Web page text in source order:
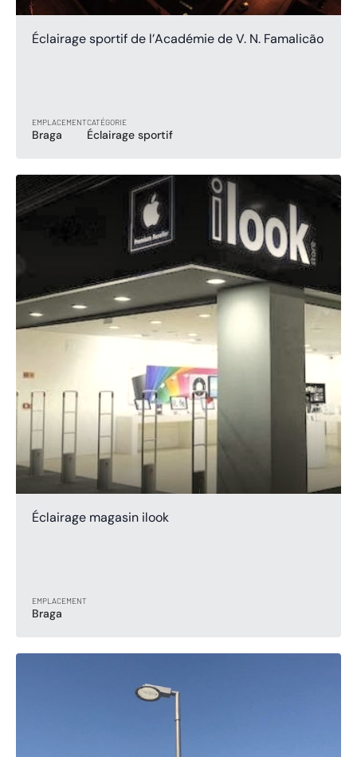
Éclairage sportif de l’Académie de V. N. Famalicão
EMPLACEMENT
Braga
CATÉGORIE
Éclairage sportif
Éclairage magasin ilook
EMPLACEMENT
Braga